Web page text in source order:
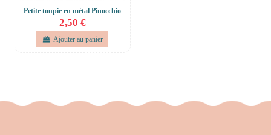
Petite toupie en métal Pinocchio
2,50 €
Ajouter au panier